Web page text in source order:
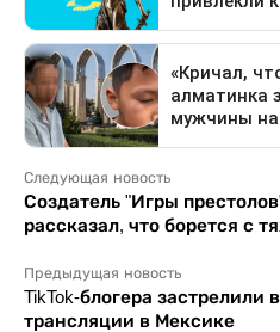
Следующая новость
Создатель "Игры
рассказал, что борется с
Предыдущая новость
TikTok-блогера застрелили
трансляции в Мексике